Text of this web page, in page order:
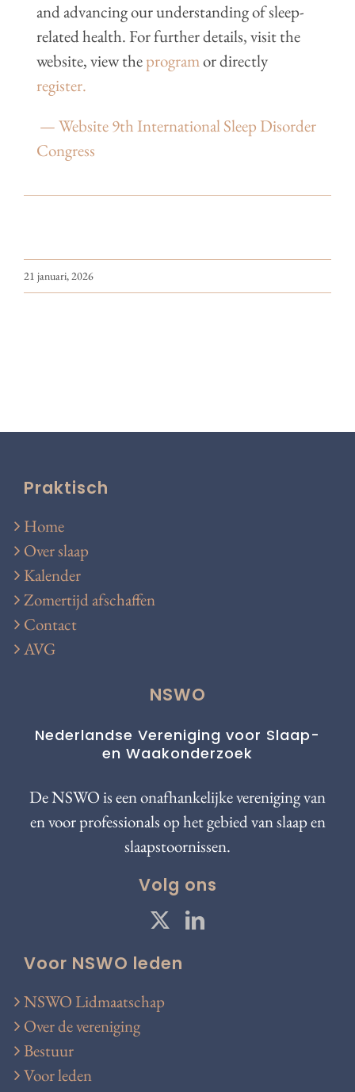
and advancing our understanding of sleep-
related health. For further details, visit the
website, view theprogramor directly
register.
— Website 9th International Sleep Disorder
Congress
21 januari, 2026
Praktisch
Home
Over slaap
Kalender
Zomertijd afschaffen
Contact
AVG
NSWO
Nederlandse Vereniging voor Slaap-
en Waakonderzoek
De NSWO is een onafhankelijke vereniging van
en voor professionals op het gebied van slaap en
slaapstoornissen.
Volg ons
Voor NSWO leden
NSWO Lidmaatschap
Over de vereniging
Bestuur
Voor leden